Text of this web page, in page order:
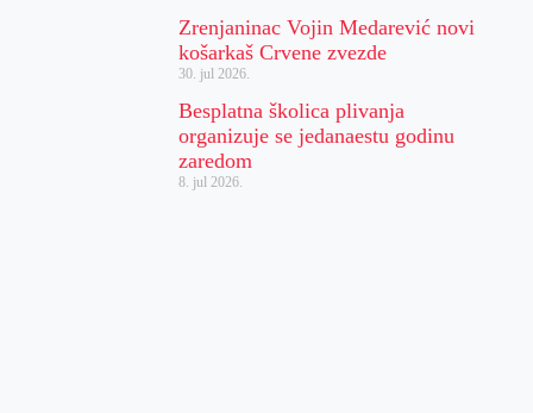
Zrenjaninac Vojin Medarević novi
košarkaš Crvene zvezde
30. jul 2026.
Besplatna školica plivanja
organizuje se jedanaestu godinu
zaredom
8. jul 2026.